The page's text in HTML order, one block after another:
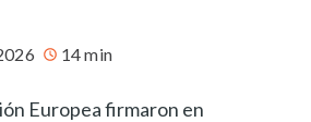
14 min
Europea firmaron en